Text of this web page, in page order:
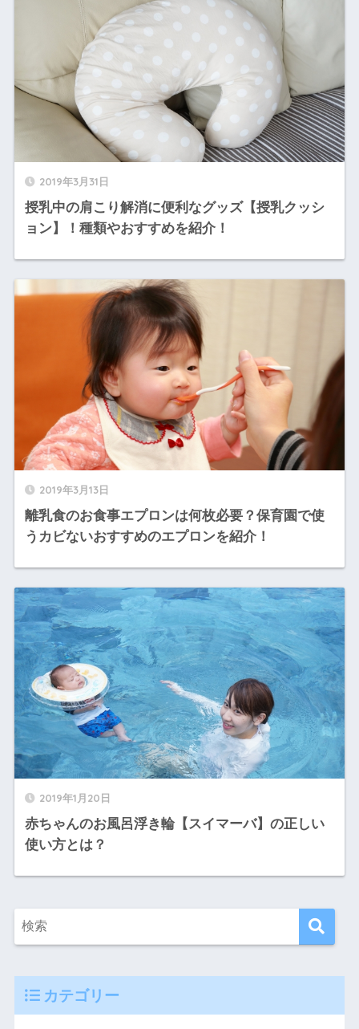
2019年3月31日
授乳中の肩こり解消に便利なグッズ【授乳クッシ
ョン】！種類やおすすめを紹介！
2019年3月13日
離乳食のお食事エプロンは何枚必要？保育園で使
うカビないおすすめのエプロンを紹介！
2019年1月20日
赤ちゃんのお風呂浮き輪【スイマーバ】の正しい
使い方とは？
カテゴリー